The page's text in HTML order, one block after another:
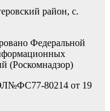
район, с.
Федеральной
(Роскомнадзор)
80214 от 19